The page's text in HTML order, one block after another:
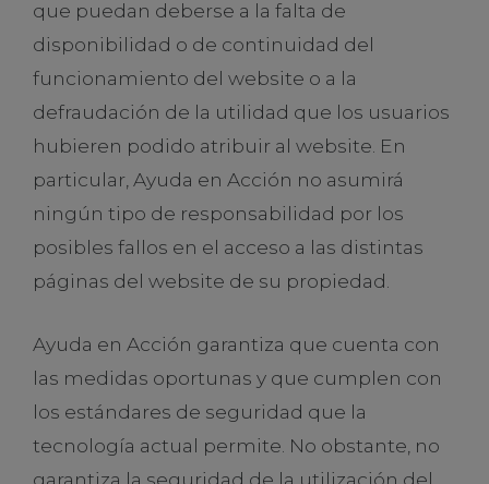
que puedan deberse a la falta de
disponibilidad o de continuidad del
funcionamiento del website o a la
defraudación de la utilidad que los usuarios
hubieren podido atribuir al website. En
particular, Ayuda en Acción no asumirá
ningún tipo de responsabilidad por los
posibles fallos en el acceso a las distintas
páginas del website de su propiedad.
Ayuda en Acción garantiza que cuenta con
las medidas oportunas y que cumplen con
los estándares de seguridad que la
tecnología actual permite. No obstante, no